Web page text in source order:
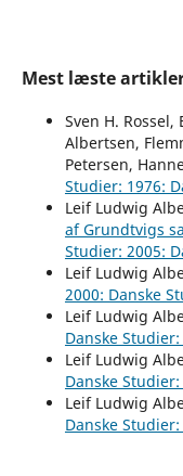
Mest læste
Sven H.
Albertsen,
Petersen,
Studier: 1976:
Leif Ludwig
af Grundtvigs
Studier: 2005:
Leif Ludwig
2000: Danske
Leif Ludwig
Danske
Leif Ludwig
Danske
Leif Ludwig
Danske